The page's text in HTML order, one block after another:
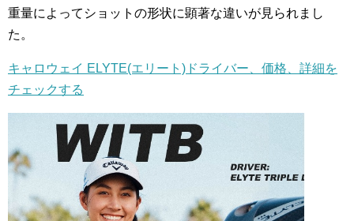
重量によってショットの形状に顕著な違いが見られまし
た。
キャロウェイ ELYTE(エリート)ドライバー、価格、詳細を
チェックする